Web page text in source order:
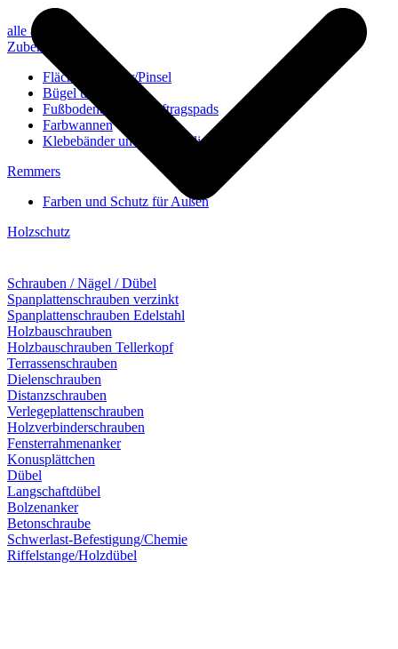
alle anzeigen
Zubehör
Flächenstreicher/Pinsel
Bügel und Rollen
Fußbodenbürsten/Auftragspads
Farbwannen
Klebebänder und Abdeckvlies
Remmers
Farben und Schutz für Außen
Holzschutz
Schrauben / Nägel / Dübel
Spanplattenschrauben verzinkt
Spanplattenschrauben Edelstahl
Holzbauschrauben
Holzbauschrauben Tellerkopf
Terrassenschrauben
Dielenschrauben
Distanzschrauben
Verlegeplattenschrauben
Holzverbinderschrauben
Fensterrahmenanker
Konusplättchen
Dübel
Langschaftdübel
Bolzenanker
Betonschraube
Schwerlast-Befestigung/Chemie
Riffelstange/Holzdübel